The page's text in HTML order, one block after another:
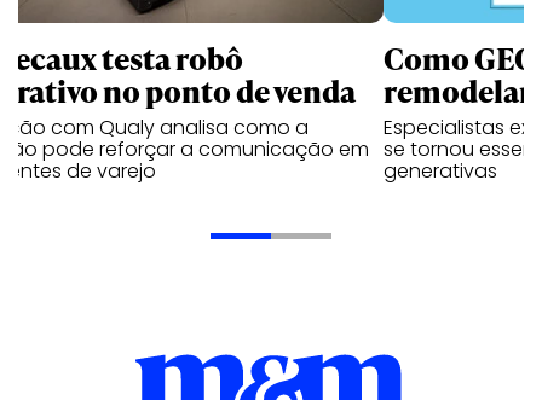
testa robô
no ponto de venda
com Qualy analisa como a
pode reforçar a comunicação em
de varejo
Como
Especialistas
se tornou
generativas